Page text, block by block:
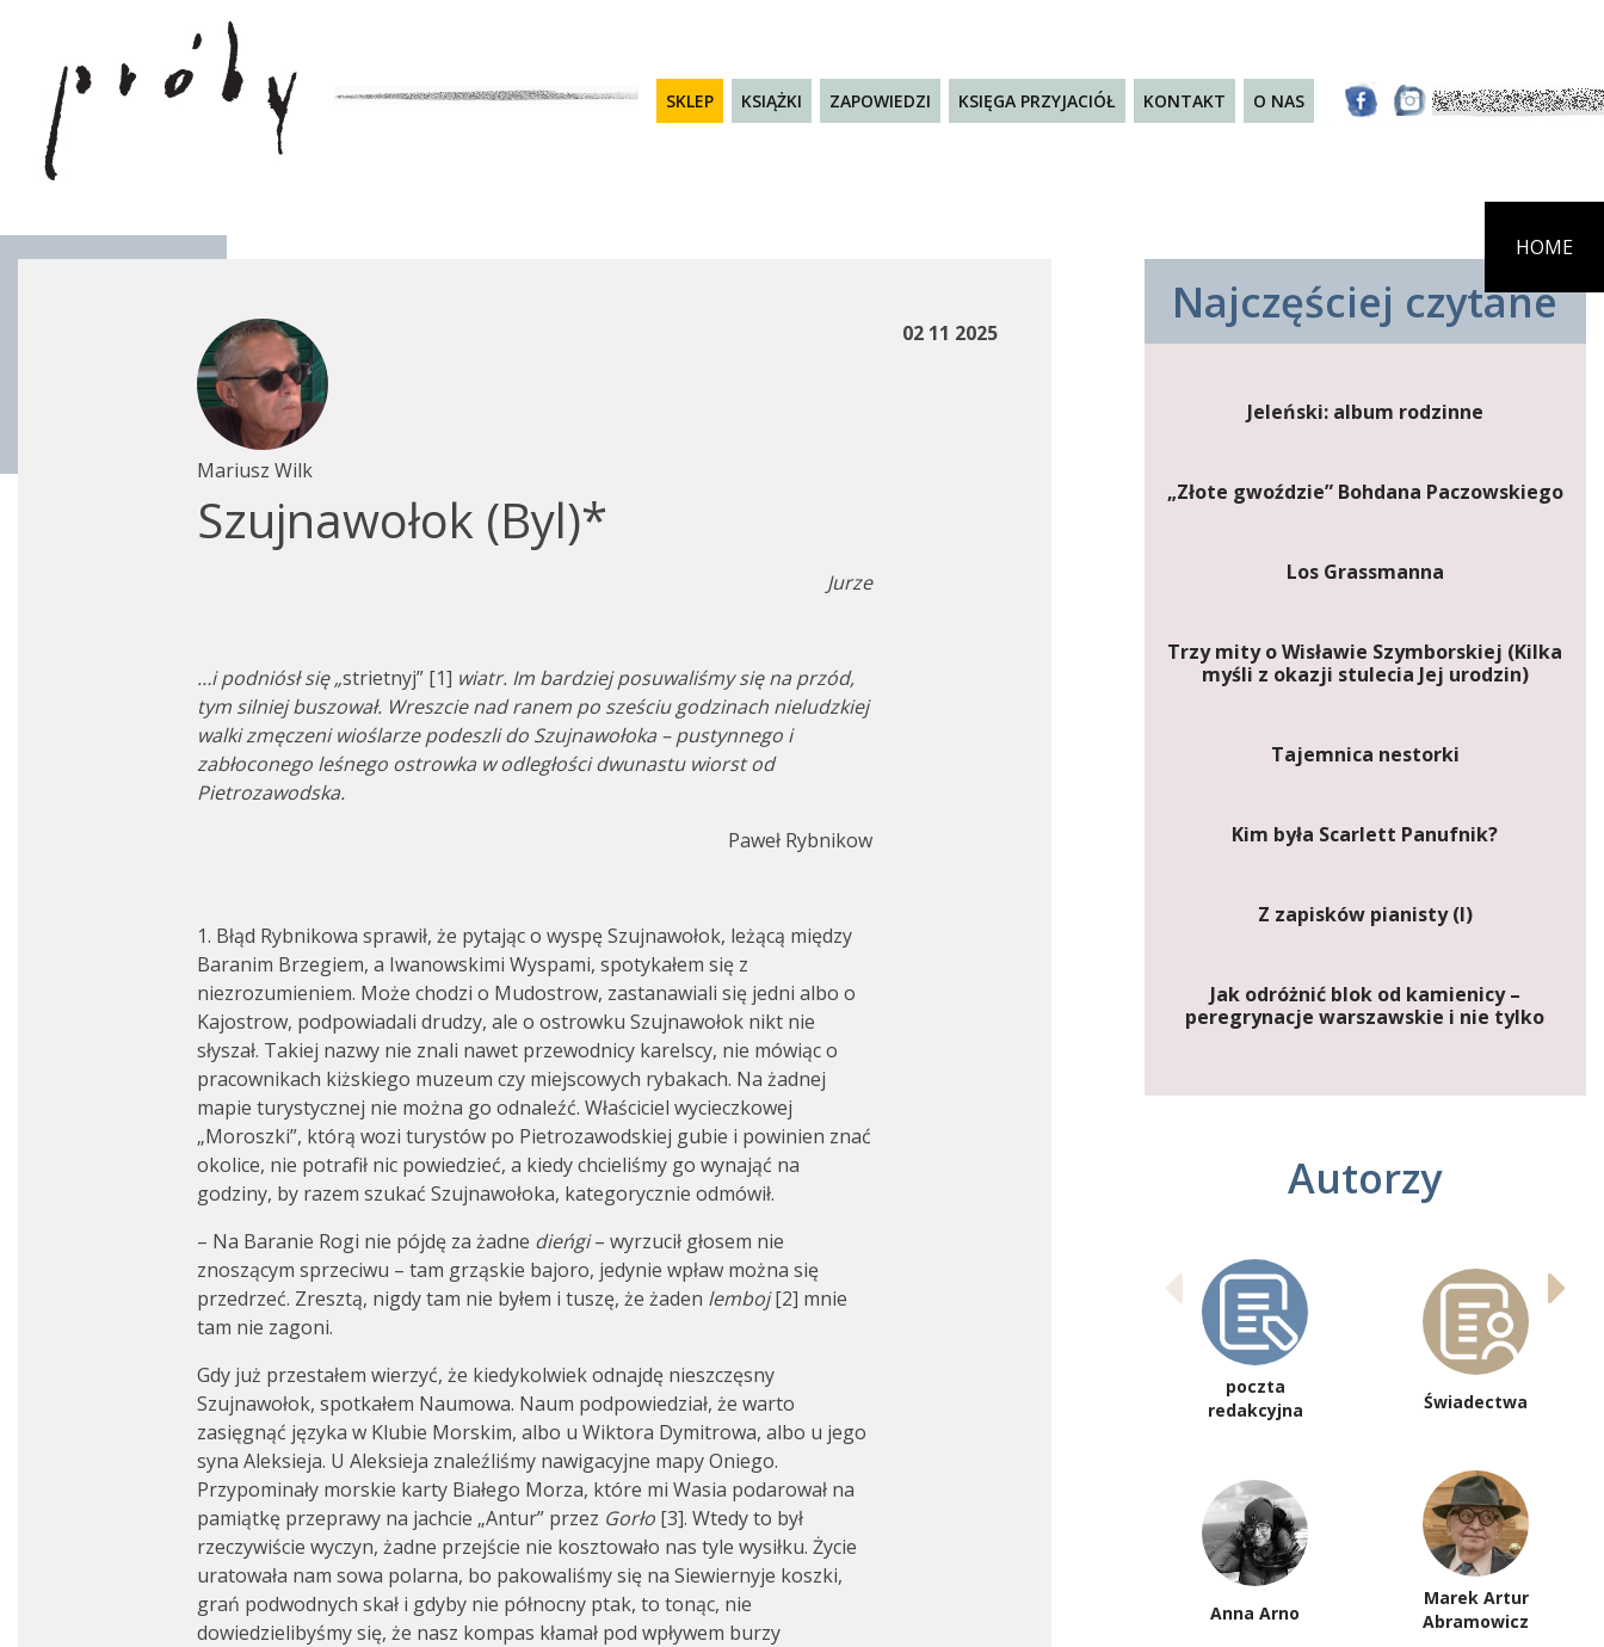
SKLEP KSIĄŻKI ZAPOWIEDZI KSIĘGA PRZYJACIÓŁ KONTAKT O NAS
HOME
02 11 2025
Mariusz Wilk
Szujnawołok (Byl)*
Jurze
…i podniósł się „strietnyj” [1] wiatr. Im bardziej posuwaliśmy się na przód,
tym silniej buszował. Wreszcie nad ranem po sześciu godzinach nieludzkiej
walki zmęczeni wioślarze podeszli do Szujnawołoka – pustynnego i
zabłoconego leśnego ostrowka w odległości dwunastu wiorst od
Pietrozawodska.
Paweł Rybnikow
1. Błąd Rybnikowa sprawił, że pytając o wyspę Szujnawołok, leżącą między
Baranim Brzegiem, a Iwanowskimi Wyspami, spotykałem się z
niezrozumieniem. Może chodzi o Mudostrow, zastanawiali się jedni albo o
Kajostrow, podpowiadali drudzy, ale o ostrowku Szujnawołok nikt nie
słyszał. Takiej nazwy nie znali nawet przewodnicy karelscy, nie mówiąc o
pracownikach kiżskiego muzeum czy miejscowych rybakach. Na żadnej
mapie turystycznej nie można go odnaleźć. Właściciel wycieczkowej
„Moroszki”, którą wozi turystów po Pietrozawodskiej gubie i powinien znać
okolice, nie potrafił nic powiedzieć, a kiedy chcieliśmy go wynająć na
godziny, by razem szukać Szujnawołoka, kategorycznie odmówił.
– Na Baranie Rogi nie pójdę za żadne dieńgi– wyrzucił głosem nie
znoszącym sprzeciwu – tam grząskie bajoro, jedynie wpław można się
przedrzeć. Zresztą, nigdy tam nie byłem i tuszę, że żaden lemboj[2] mnie
tam nie zagoni.
Gdy już przestałem wierzyć, że kiedykolwiek odnajdę nieszczęsny
Szujnawołok, spotkałem Naumowa. Naum podpowiedział, że warto
zasięgnąć języka w Klubie Morskim, albo u Wiktora Dymitrowa, albo u jego
syna Aleksieja. U Aleksieja znaleźliśmy nawigacyjne mapy Oniego.
Przypominały morskie karty Białego Morza, które mi Wasia podarował na
pamiątkę przeprawy na jachcie „Antur” przez Gorło [3]. Wtedy to był
rzeczywiście wyczyn, żadne przejście nie kosztowało nas tyle wysiłku. Życie
uratowała nam sowa polarna, bo pakowaliśmy się na Siewiernyje koszki,
grań podwodnych skał i gdyby nie północny ptak, to tonąc, nie
dowiedzielibyśmy się, że nasz kompas kłamał pod wpływem burzy
Najczęściej czytane
Jeleński: album rodzinne
„Złote gwoździe” Bohdana Paczowskiego
Los Grassmanna
Trzy mity o Wisławie Szymborskiej (Kilka
myśli z okazji stulecia Jej urodzin)
Tajemnica nestorki
Kim była Scarlett Panufnik?
Z zapisków pianisty (I)
Jak odróżnić blok od kamienicy –
peregrynacje warszawskie i nie tylko
Autorzy
poczta
redakcyjna
Świadectwa
Anna Arno
Marek Artur
Abramowicz